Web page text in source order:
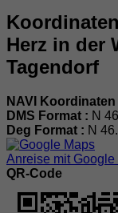
Herz in der
Tagendorf
NAVI Koordinaten
DMS Format : N
Deg Format : N
Anreise mit
QR-Code